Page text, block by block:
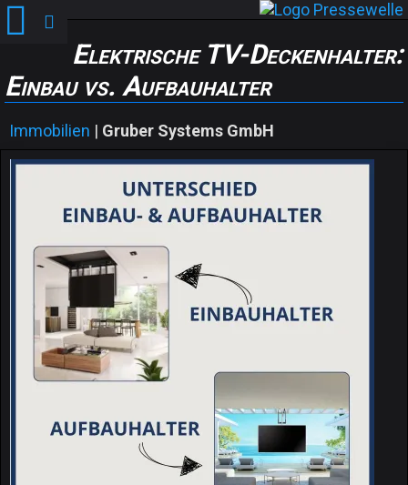
Elektrische TV-Deckenhalter:
Einbau vs. Aufbauhalter
Immobilien | Gruber Systems GmbH